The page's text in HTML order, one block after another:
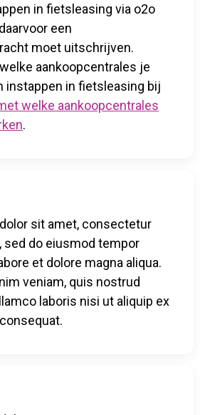
in fietsleasing via o2o
een
moet uitschrijven.
aankoopcentrales je
instappen in fietsleasing bij
welke aankoopcentrales
.
sit amet, consectetur
sed do eiusmod tempor
et dolore magna aliqua.
veniam, quis nostrud
laboris nisi ut aliquip ex